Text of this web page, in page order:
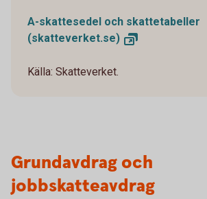
A-skattesedel och skattetabeller
(skatteverket.se)
Källa: Skatteverket.
Grundavdrag och
jobbskatteavdrag